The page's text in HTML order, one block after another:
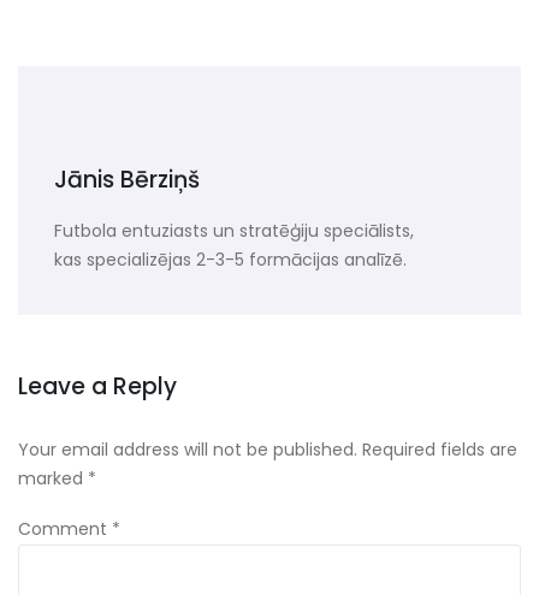
Jānis Bērziņš
Futbola entuziasts un stratēģiju speciālists,
kas specializējas 2-3-5 formācijas analīzē.
Leave a Reply
Your email address will not be published. Required fields are
marked *
Comment *